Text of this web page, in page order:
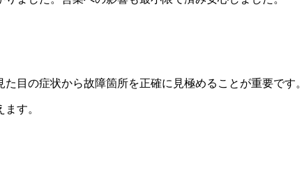
目の症状から故障箇所を正確に見極めることが重要です。
す。